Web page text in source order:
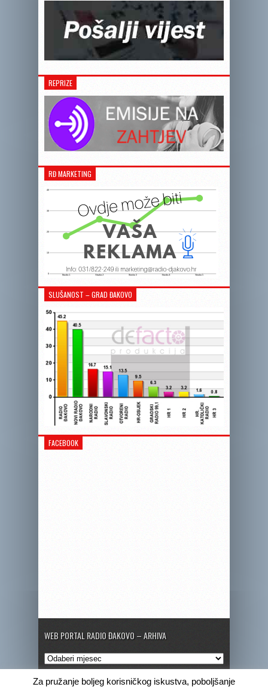
REPRIZE
RĐ MARKETING
SLUŠANOST – GRAD ĐAKOVO
FACEBOOK
WEB PORTAL RADIO ĐAKOVO – ARHIVA
Web
portal
Radio
Za pružanje boljeg korisničkog iskustva, poboljšanje